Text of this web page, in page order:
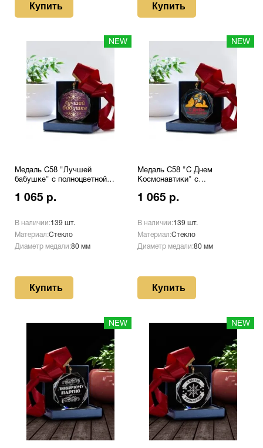
Купить Купить
Медаль С58 "Лучшей
бабушке" с полноцветной
1 065 р.
В наличии:139 шт.
Материал:Стекло
Диаметр медали:80 мм
Купить
NEW
Медаль С58 "С Днем
Космонавтики" с
1 065 р.
В наличии:139 шт.
Материал:Стекло
Диаметр медали:80 мм
Купить
NEW
NEW NEW